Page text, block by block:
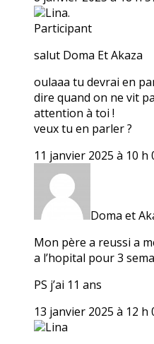
Lina.
Participant
salut Doma Et Akaza
oulaaa tu devrai en
dire quand on ne vit
attention à toi !
veux tu en parler ?
11 janvier 2025 à 10 h
Doma et
Mon père a reussi a
a l’hopital pour 3
PS j’ai 11 ans
13 janvier 2025 à 12 h
Lina